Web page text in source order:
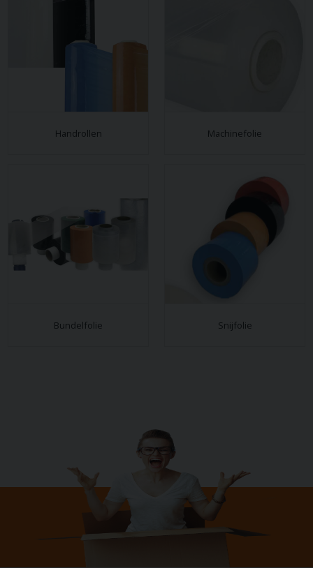
Handrollen Machinefolie
Bundelfolie Snijfolie